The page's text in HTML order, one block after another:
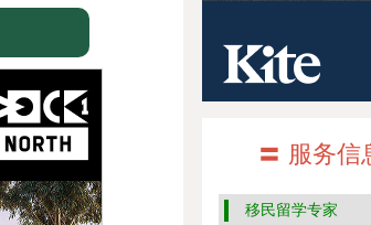
〓 服务信
移民留学专家